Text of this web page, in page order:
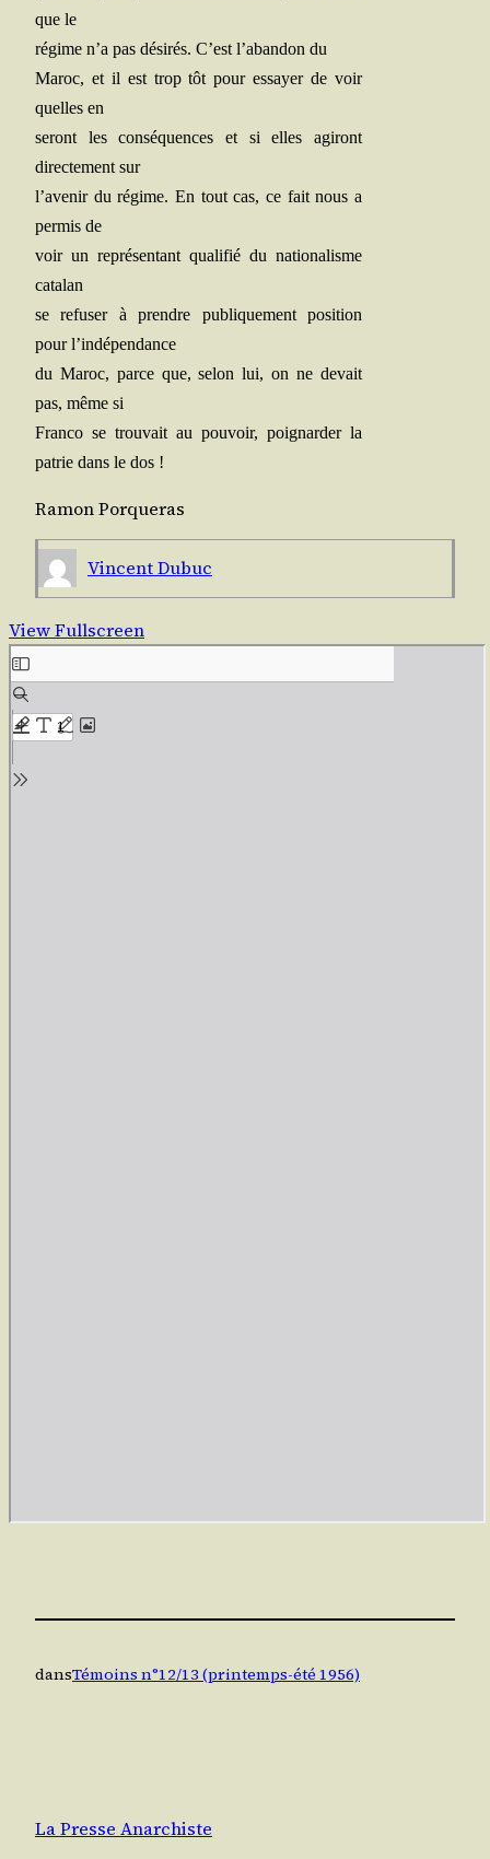
que le
régime n’a pas dési­rés. C’est l’abandon du
Maroc, et il est trop tôt pour essayer de voir
quelles en
seront les consé­quences et si elles agi­ront
direc­te­ment sur
l’avenir du régime. En tout cas, ce fait nous a
per­mis de
voir un repré­sen­tant qua­li­fié du natio­na­lisme
catalan
se refu­ser à prendre publi­que­ment posi­tion
pour l’indépendance
du Maroc, parce que, selon lui, on ne devait
pas, même si
Fran­co se trou­vait au pou­voir, poi­gnar­der la
patrie dans le dos !
Ramon Por­que­ras
Vincent Dubuc
View Fullscreen
dansTémoins n°12/13 (printemps-été 1956)
La Presse Anarchiste